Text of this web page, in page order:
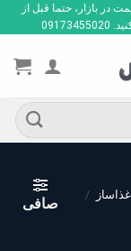
در بازار، حتما قبل از
/
صافی